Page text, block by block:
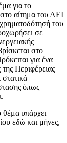
για το
αίτημα του ΑΕΙ
του
σε
στο
για ένα
της Περιφέρειας
στατικά
όπως
θέμα υπάρχει
εδώ και μήνες,